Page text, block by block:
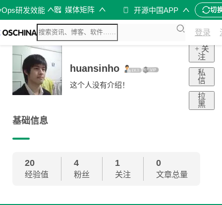
研发效能 媒体矩阵 开源中国APP 切
登录
huansinho
这个人没有介绍！
+ 关
注
私
信
拉
黑
基础信息
20
经验值
4
粉丝
1
关注
0
文章总量